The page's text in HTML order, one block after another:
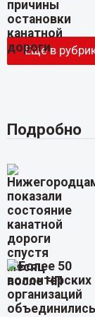
Еще в
Подробно